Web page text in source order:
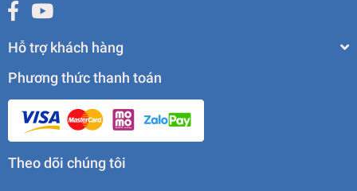
Hỗ trợ khách hàng
Phương thức thanh toán
Theo dõi chúng tôi